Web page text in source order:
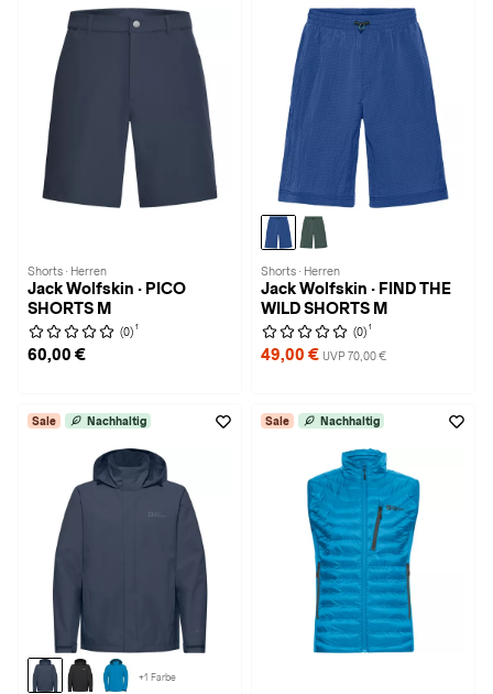
Shorts · Herren
Jack Wolfskin · PICO
SHORTS M
(0) 1
60,00 €
Shorts · Herren
Jack Wolfskin · FIND THE
WILD SHORTS M
(0) 1
49,00 € UVP 70,00 €
Sale Nachhaltig
+1 Farbe
Sale Nachhaltig